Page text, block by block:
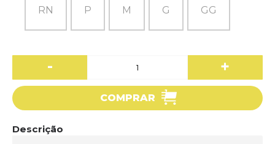
RN P M G GG
- +
COMPRAR
Descrição